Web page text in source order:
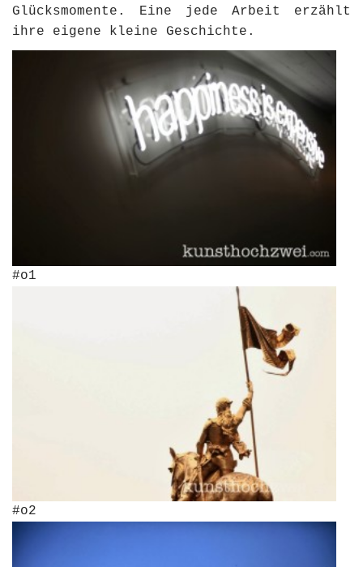
Glücksmomente. Eine jede Arbeit erzählt
ihre eigene kleine Geschichte.
#o1
#o2